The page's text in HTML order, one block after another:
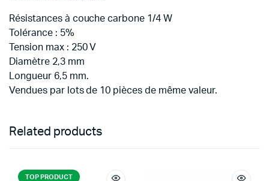
Résistances à couche carbone 1/4 W
Tolérance : 5%
Tension max : 250 V
Diamètre 2,3 mm
Longueur 6,5 mm.
Vendues par lots de 10 pièces de même valeur.
Related products
TOP PRODUCT